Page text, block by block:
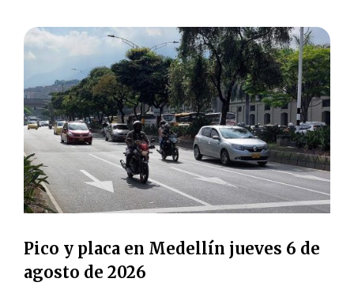
Pico y placa en Medellín jueves 6 de
agosto de 2026